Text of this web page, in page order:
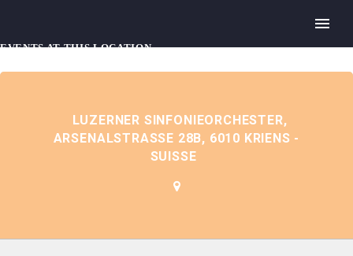
EVENTS AT THIS LOCATION
LUZERNER SINFONIEORCHESTER,
ARSENALSTRASSE 28B, 6010 KRIENS -
SUISSE